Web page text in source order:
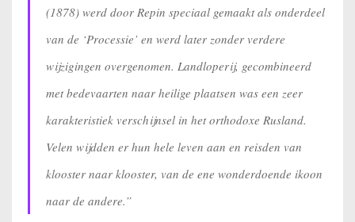
(1878) werd door Repin speciaal gemaakt als onderdeel
van de ‘Processie’ en werd later zonder verdere
wijzigingen overgenomen. Landloperij, gecombineerd
met bedevaarten naar heilige plaatsen was een zeer
karakteristiek verschijnsel in het orthodoxe Rusland.
Velen wijdden er hun hele leven aan en reisden van
klooster naar klooster, van de ene wonderdoende ikoon
naar de andere.”